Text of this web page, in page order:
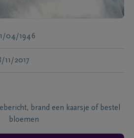
04/1946
11/2017
brand een kaarsje of bestel
bloemen